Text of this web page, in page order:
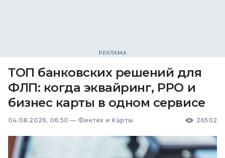
ТОП банковских решений для
ФЛП: когда эквайринг, РРО и
бизнес карты в одном сервисе
04.08.2026, 06:50 — Финтех и Карты 26502